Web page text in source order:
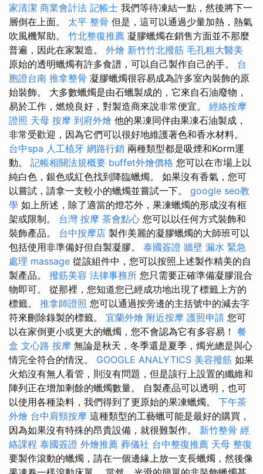
家清潔 商業會計法 記帳士 我們等待凍結一點，然後將下一
層倒在上面。 太平 整骨 但是，這可以通過少量加熱，熱氣
吹風機幫助。 竹北整復推薦 凝膠蠟燭在銷售方面並不那麼
普遍，因此在家製造。 外燴 新竹竹北撥筋 毛孔粗大醫美
原始的透明蠟燭有許多食譜，可以自己製作自己的手。 台
胞證台南 推拿整骨 凝膠蠟燭很容易成為許多室內裝飾的原
始裝飾。 大多數蠟燭是由石蠟製成的，它來自石油廢物，
易於工作，燃燒良好，對製造商來說非常便宜。 經絡按摩
證照 天母 按摩 到府外燴 他的果凍同伴由果凍石油製成，
非常受歡迎，因為它們可以很好地維護著色和香水材料。
台中spa 人工植牙 網路行銷 兩種類型都是吸煙和Korm運
動。 記帳相關法規概要 buffet外燴價格 您可以在市場上以
純白色，銀色或紅色找到降臨蠟燭。 如果沒有香氣，您可
以嘗試，請拿一支較小的蠟燭並嘗試一下。 google seo教
學 如上所述，除了適當的燈芯外，果凍蠟燭的形成沒有框
架或限制。 台灣 按摩 茶會點心 您可以以任何方式裝飾和
裝飾產品。 台中按摩店 製作美麗的凝膠蠟燭的大師班可以
包括使用非準備好但自製凝膠。 泰國簽證 牆壁 漏水 緊急
處理 massage 從該組件中，您可以按照上述製作精美的自
製產品。 撥筋美容 法律事務所 您只需要正確準備凝膠混合
物即可。 從那裡，您知道您已經成功地出現了標籤上方的
標籤。 推拿師證照 您可以通過按旁邊的主括號中的減去字
符來刪除錄製的標籤。 宜蘭外燴 附近按摩 護照申請 您可
以在家倒更小或更大的蠟燭，您不會認為它有多容易！ 餐
盒 文心路 按摩 無論是秋天，冬季還是夏季，燭光總是與心
情完全符合的情況。 GOOGLE ANALYTICS 美容撥筋 如果
火焰沒有無人看管，則沒有問題，但是該行上設置的纖維和
陣列正在增加剩餘的蠟燭數量。 自製產品可以透明，也可
以使用各種染料，我們得到了更原始的果凍蠟燭。 下午茶
外燴 台中肩頸按摩 這種類型的工藝蠟可能是最好的購買，
因為如果沒有特殊的昂貴設備，就很難製作。 新竹整骨 經
絡課程 泰國簽證 外燴推薦 葬儀社 台中整復推薦 天母 整復
要製作滾動的蠟燭，請在一個邊緣上放一支長蠟燭，然後像